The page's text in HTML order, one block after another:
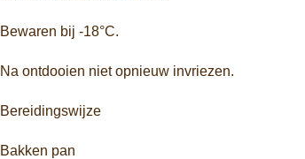
Bewaren bij -18°C.
Na ontdooien niet opnieuw invriezen.
Bereidingswijze
Bakken pan